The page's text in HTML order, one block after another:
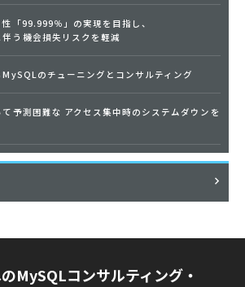
「99.999％」の実現を目指し、
う機会損失リスクを軽減
のチューニングとコンサルティング
予測困難な アクセス集中時のシステムダウンを
MySQLコンサルティング・